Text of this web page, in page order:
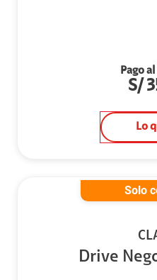
Pago
S/
Lo
Solo
Drive